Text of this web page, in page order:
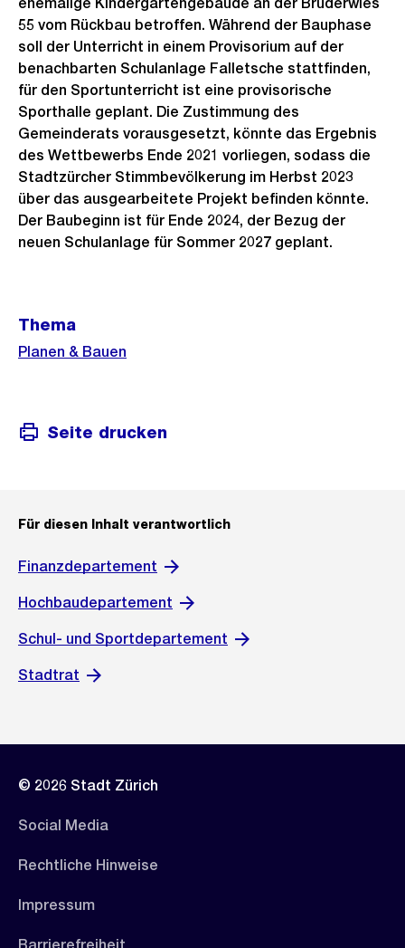
55 vom Rückbau betroffen. Während der Bauphase
soll der Unterricht in einem Provisorium auf der
benachbarten Schulanlage Falletsche stattfinden,
für den Sportunterricht ist eine provisorische
Sporthalle geplant. Die Zustimmung des
Gemeinderats vorausgesetzt, könnte das Ergebnis
des Wettbewerbs Ende 2021 vorliegen, sodass die
Stadtzürcher Stimmbevölkerung im Herbst 2023
über das ausgearbeitete Projekt befinden könnte.
Der Baubeginn ist für Ende 2024, der Bezug der
neuen Schulanlage für Sommer 2027 geplant.
Informationen
Thema
Planen & Bauen
Seite drucken
Für diesen Inhalt verantwortlich
Finanzdepartement
Hochbaudepartement
Schul- und Sportdepartement
Stadtrat
© 2026 Stadt Zürich
Social Media
Rechtliche Hinweise
Impressum